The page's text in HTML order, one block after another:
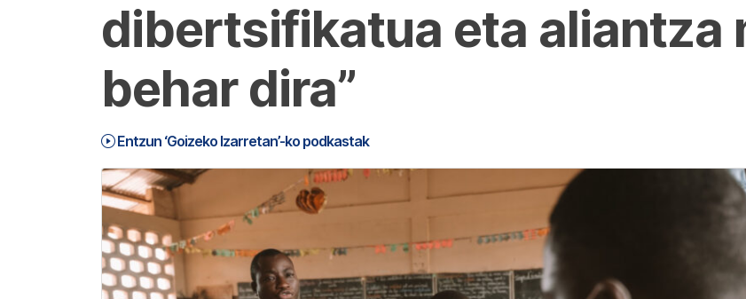
dibertsifikatua eta aliantza
behar dira”
Entzun ‘Goizeko Izarretan’-ko podkastak